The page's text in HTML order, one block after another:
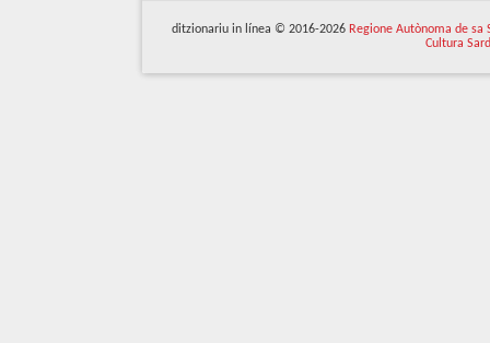
ditzionariu in línea © 2016-2026 Regione Autònoma de sa
Cultura